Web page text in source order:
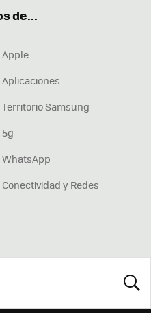
de...
Apple
Aplicaciones
Territorio Samsung
5g
WhatsApp
Conectividad y Redes